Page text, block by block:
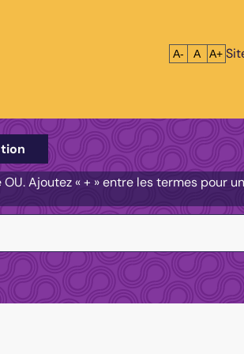
Réduire le
A- A A+
Ajoutez « + » entre les termes pour